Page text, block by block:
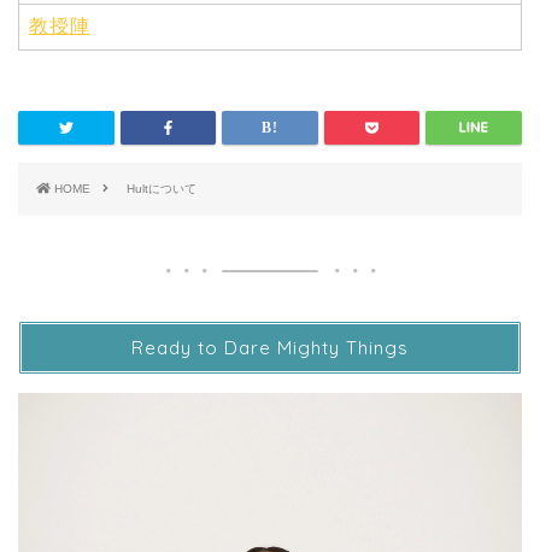
教授陣
HOME Hultについて
Ready to Dare Mighty Things